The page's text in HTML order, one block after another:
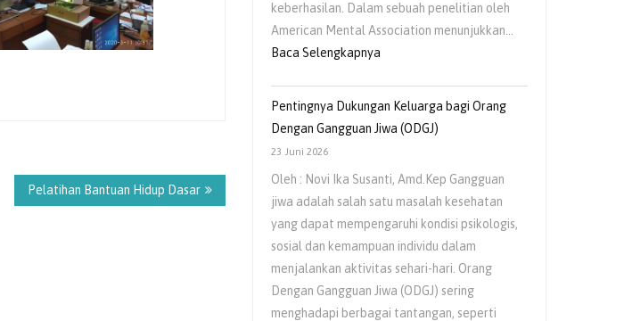
Pelatihan Bantuan Hidup Dasar
keberhasilan. Dalam sebuah penelitian oleh
American Mental Association menunjukkan…
Baca Selengkapnya
Menumbuhkan
Rasa
Percaya
Diri
Anak
Pentingnya Dukungan Keluarga bagi Orang
Dengan Gangguan Jiwa (ODGJ)
23 Juni 2026
Oleh : Novi Ika Susanti, Amd.Kep Gangguan
jiwa adalah salah satu masalah kesehatan
yang dapat mempengaruhi kondisi psikologis,
sosial dan kemampuan individu dalam
menjalankan aktivitas sehari-hari. Orang
Dengan Gangguan Jiwa (ODGJ) sering
menghadapi berbagai tantangan, seperti